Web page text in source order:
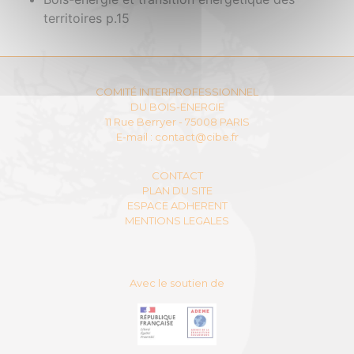
territoires p.15
COMITÉ INTERPROFESSIONNEL
DU BOIS-ENERGIE
11 Rue Berryer - 75008 PARIS
E-mail : contact@cibe.fr
CONTACT
PLAN DU SITE
ESPACE ADHERENT
MENTIONS LEGALES
Avec le soutien de